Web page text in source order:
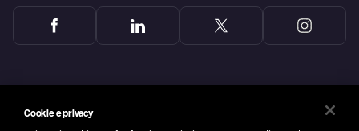
Cookie e privacy